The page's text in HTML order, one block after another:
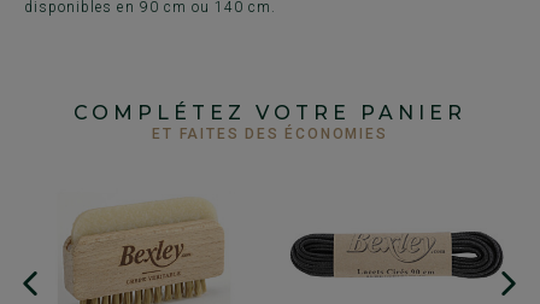
disponibles en 90 cm ou 140 cm.
COMPLÉTEZ VOTRE PANIER
ET FAITES DES ÉCONOMIES